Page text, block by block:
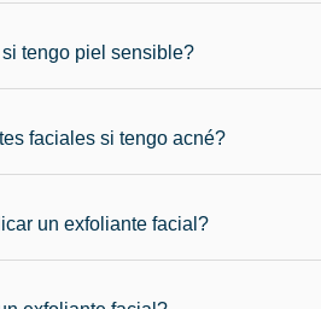
tengo piel sensible?
faciales si tengo acné?
un exfoliante facial?